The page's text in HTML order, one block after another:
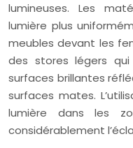
lumineuses. Les
lumière plus
meubles devant les
des stores légers qui
surfaces brillantes
surfaces mates.
lumière dans les
considérablement